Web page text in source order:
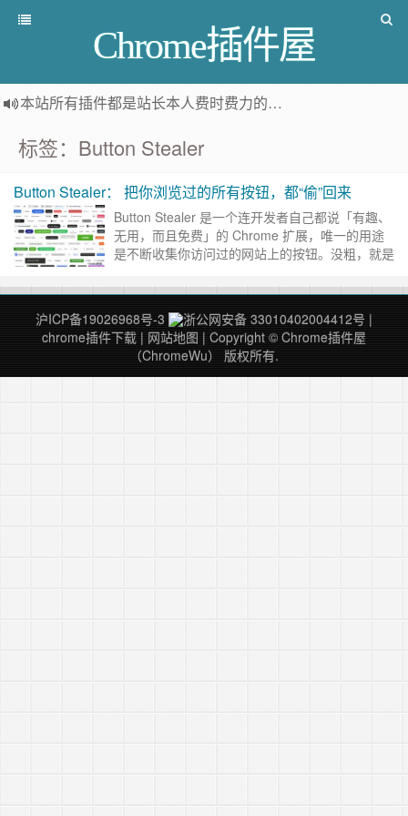
Chrome插件屋
本站所有插件都是站长本人费时费力的人工筛选推荐
标签：Button Stealer
Button Stealer： 把你浏览过的所有按钮，都“偷”回来
Button Stealer 是一个连开发者自己都说「有趣、
无用，而且免费」的 Chrome 扩展，唯一的用途
是不断收集你访问过的网站上的按钮。没粗，就是
你……继续阅读 »
沪ICP备19026968号-3
浙公网安备 33010402004412号 |
chrome插件下载 | 网站地图 | Copyright © Chrome插件屋
（ChromeWu） 版权所有.